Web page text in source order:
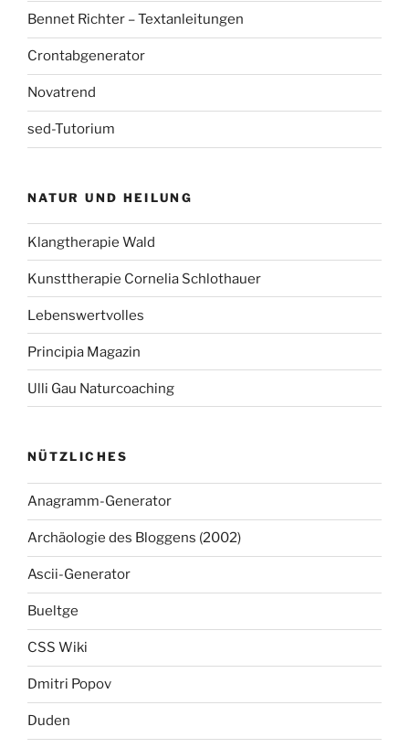
Bennet Richter – Textanleitungen
Crontabgenerator
Novatrend
sed-Tutorium
NATUR UND HEILUNG
Klangtherapie Wald
Kunsttherapie Cornelia Schlothauer
Lebenswertvolles
Principia Magazin
Ulli Gau Naturcoaching
NÜTZLICHES
Anagramm-Generator
Archäologie des Bloggens (2002)
Ascii-Generator
Bueltge
CSS Wiki
Dmitri Popov
Duden